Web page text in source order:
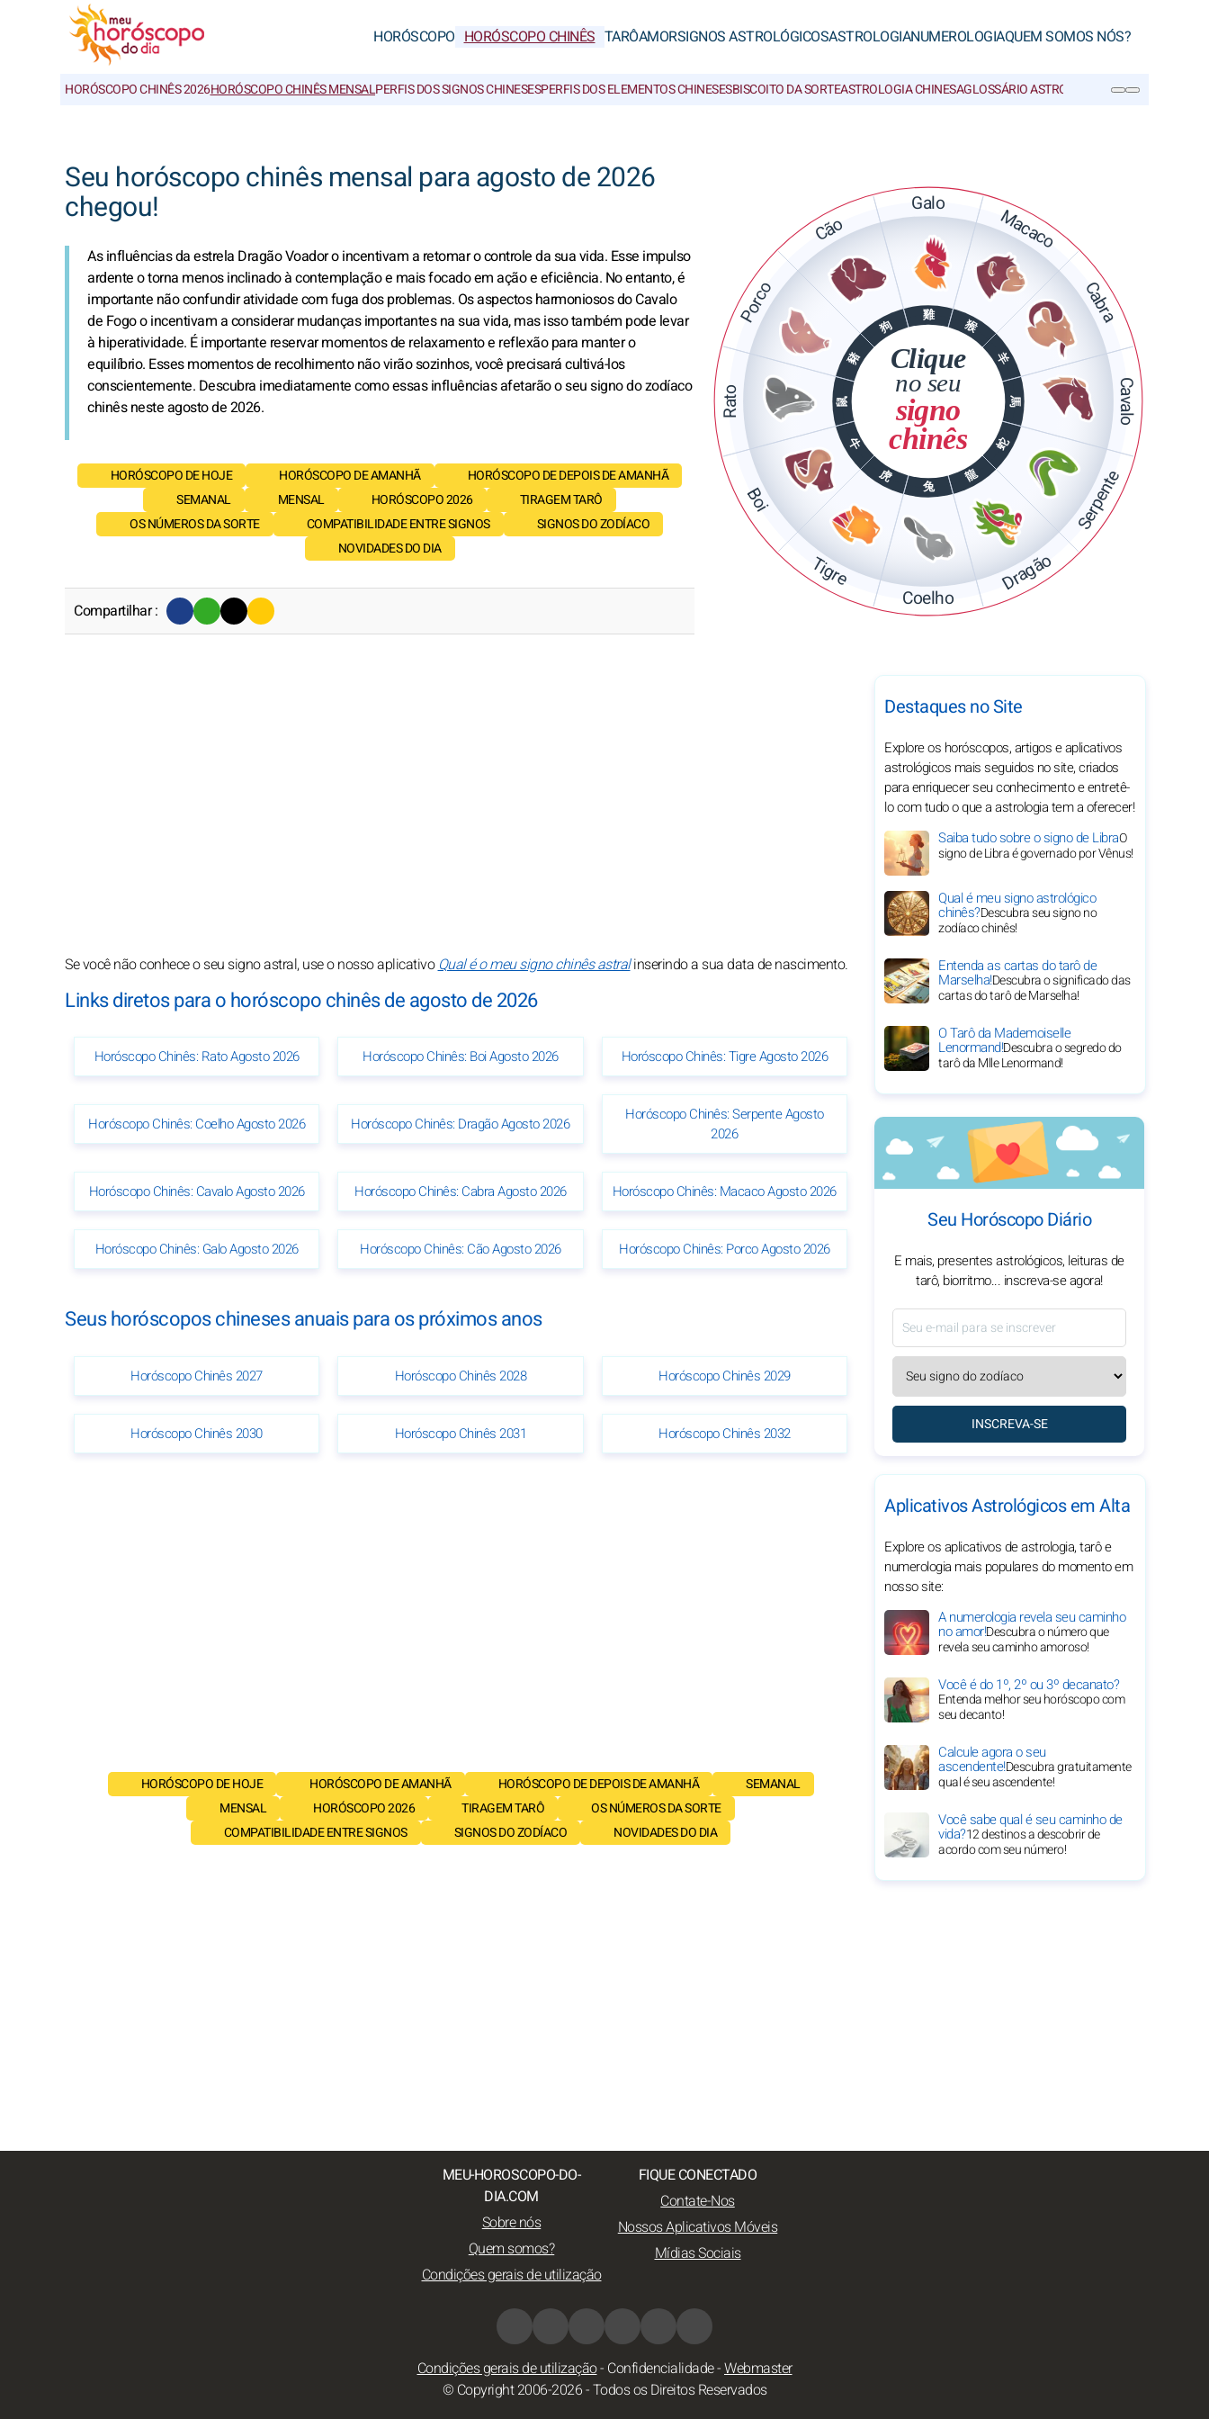
HORÓSCOPO HORÓSCOPO CHINÊS TARÔAMORSIGNOS ASTROLÓGICOSASTROLOGIANUMEROLOGIAQUEM SOMOS NÓS?
HORÓSCOPO CHINÊS 2026HORÓSCOPO CHINÊS MENSALPERFIS DOS SIGNOS CHINESESPERFIS DOS ELEMENTOS CHINESESBISCOITO DA SORTEASTROLOGIA CHINESAGLOSSÁRIO ASTROLOGIA CHINESA
Seu horóscopo chinês mensal para agosto de 2026
chegou!
As influências da estrela Dragão Voador o incentivam a retomar o controle da sua vida. Esse impulso
ardente o torna menos inclinado à contemplação e mais focado em ação e eficiência. No entanto, é
importante não confundir atividade com fuga dos problemas. Os aspectos harmoniosos do Cavalo
de Fogo o incentivam a considerar mudanças importantes na sua vida, mas isso também pode levar
à hiperatividade. É importante reservar momentos de relaxamento e reflexão para manter o
equilíbrio. Esses momentos de recolhimento não virão sozinhos, você precisará cultivá-los
conscientemente. Descubra imediatamente como essas influências afetarão o seu signo do zodíaco
chinês neste agosto de 2026.
HORÓSCOPO DE HOJE HORÓSCOPO DE AMANHÃ
HORÓSCOPO DE DEPOIS DE AMANHÃ
SEMANAL
MENSAL HORÓSCOPO 2026
TIRAGEM TARÔ
OS NÚMEROS DA SORTE
COMPATIBILIDADE ENTRE SIGNOS
SIGNOS DO ZODÍACO
NOVIDADES DO DIA
Compartilhar :
Rato
Boi
Tigre
Coelho
Dragão
Serpente
Cavalo
Cabra
Macaco
Galo
Cão
Porco
鼠
牛
虎
兔
龍
蛇
馬
羊
猴
雞
狗
豬 Clique
no seu
signo
chinês
Se você não conhece o seu signo astral, use o nosso aplicativoQual é o meu signo chinês astralinserindo a sua data de nascimento.
Links diretos para o horóscopo chinês de agosto de 2026
Horóscopo Chinês: Rato Agosto 2026 Horóscopo Chinês: Boi Agosto 2026 Horóscopo Chinês: Tigre Agosto 2026
Horóscopo Chinês: Coelho Agosto 2026 Horóscopo Chinês: Dragão Agosto 2026
Horóscopo Chinês: Serpente Agosto
2026
Horóscopo Chinês: Cavalo Agosto 2026 Horóscopo Chinês: Cabra Agosto 2026 Horóscopo Chinês: Macaco Agosto 2026
Horóscopo Chinês: Galo Agosto 2026 Horóscopo Chinês: Cão Agosto 2026 Horóscopo Chinês: Porco Agosto 2026
Seus horóscopos chineses anuais para os próximos anos
Horóscopo Chinês 2027 Horóscopo Chinês 2028 Horóscopo Chinês 2029
Horóscopo Chinês 2030 Horóscopo Chinês 2031 Horóscopo Chinês 2032
HORÓSCOPO DE HOJE HORÓSCOPO DE AMANHÃ HORÓSCOPO DE DEPOIS DE AMANHÃ
SEMANAL
MENSAL
HORÓSCOPO 2026 TIRAGEM TARÔ
OS NÚMEROS DA SORTE
COMPATIBILIDADE ENTRE SIGNOS
SIGNOS DO ZODÍACO NOVIDADES DO DIA
Destaques no Site
Explore os horóscopos, artigos e aplicativos
astrológicos mais seguidos no site, criados
para enriquecer seu conhecimento e entretê-
lo com tudo o que a astrologia tem a oferecer!
Saiba tudo sobre o signo de LibraO
signo de Libra é governado por Vênus!
Qual é meu signo astrológico
chinês?Descubra seu signo no
zodíaco chinês!
Entenda as cartas do tarô de
Marselha!Descubra o significado das
cartas do tarô de Marselha!
O Tarô da Mademoiselle
Lenormand!Descubra o segredo do
tarô da Mlle Lenormand!
Seu Horóscopo Diário
E mais, presentes astrológicos, leituras de
tarô, biorritmo... inscreva-se agora!
INSCREVA-SE
Aplicativos Astrológicos em Alta
Explore os aplicativos de astrologia, tarô e
numerologia mais populares do momento em
nosso site:
A numerologia revela seu caminho
no amor!Descubra o número que
revela seu caminho amoroso!
Você é do 1º, 2º ou 3º decanato?
Entenda melhor seu horóscopo com
seu decanto!
Calcule agora o seu
ascendente!Descubra gratuitamente
qual é seu ascendente!
Você sabe qual é seu caminho de
vida?12 destinos a descobrir de
acordo com seu número!
MEU-HOROSCOPO-DO-
DIA.COM
Sobre nós
Quem somos?
Condições gerais de utilização
FIQUE CONECTADO
Contate-Nos
Nossos Aplicativos Móveis
Mídias Sociais
Condições gerais de utilização- Confidencialidade-Webmaster
© Copyright 2006-2026 - Todos os Direitos Reservados